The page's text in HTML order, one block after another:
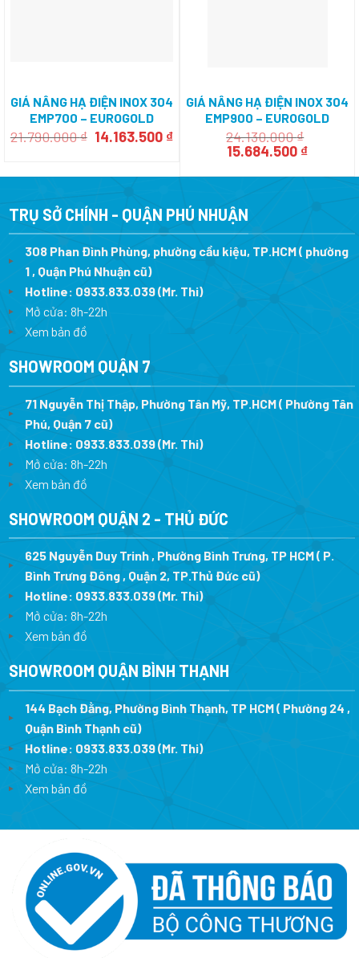
GIÁ NÂNG HẠ ĐIỆN INOX 304
EMP700 – EUROGOLD
21.790.000₫ Giá
21.790.000 ₫.
14.163.500 ₫Giá
là:
GIÁ NÂNG HẠ ĐIỆN INOX 304
EMP900 – EUROGOLD
24.130.000₫
Giá
là:
15.684.500 ₫Giá
tại
TRỤ SỞ CHÍNH - QUẬN PHÚ NHUẬN
308 Phan Đình Phùng, phường cầu kiệu, TP.HCM ( phường
1 , Quận Phú Nhuận cũ)
Hotline: 0933.833.039(Mr. Thi)
Mở cửa: 8h-22h
Xem bản đồ
SHOWROOM QUẬN 7
71 Nguyễn Thị Thập, Phường Tân Mỹ, TP.HCM ( Phường Tân
Phú, Quận 7 cũ)
Hotline: 0933.833.039(Mr. Thi)
Mở cửa: 8h-22h
Xem bản đồ
SHOWROOM QUẬN 2 - THỦ ĐỨC
625 Nguyễn Duy Trinh , Phường Bình Trưng, TP HCM ( P.
Bình Trưng Đông , Quận 2, TP.Thủ Đức cũ)
Hotline: 0933.833.039(Mr. Thi)
Mở cửa: 8h-22h
Xem bản đồ
SHOWROOM QUẬN BÌNH THẠNH
144 Bạch Đằng, Phường Bình Thạnh, TP HCM ( Phường 24 ,
Quận Bình Thạnh cũ)
Hotline: 0933.833.039(Mr. Thi)
Mở cửa: 8h-22h
Xem bản đồ